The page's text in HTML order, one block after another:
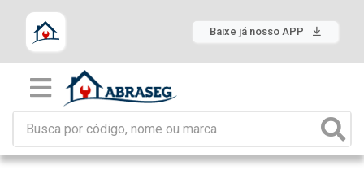
Baixe já nosso APP